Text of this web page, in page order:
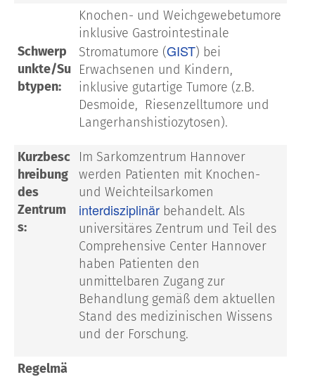
Schwerp
unkte/Su
btypen:
Knochen- und Weichgewebetumore
inklusive Gastrointestinale
Stromatumore (GIST) bei
Erwachsenen und Kindern,
inklusive gutartige Tumore (z.B.
Desmoide, Riesenzelltumore und
Langerhanshistiozytosen).
Kurzbesc
hreibung
des
Zentrum
s:
Im Sarkomzentrum Hannover
werden Patienten mit Knochen-
und Weichteilsarkomen
interdisziplinär behandelt. Als
universitäres Zentrum und Teil des
Comprehensive Center Hannover
haben Patienten den
unmittelbaren Zugang zur
Behandlung gemäß dem aktuellen
Stand des medizinischen Wissens
und der Forschung.
Regelmä